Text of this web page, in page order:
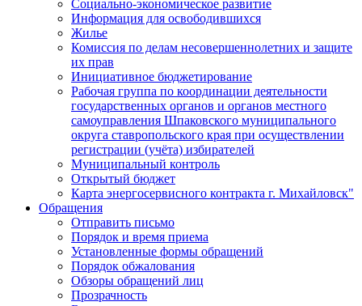
Социально-экономическое развитие
Информация для освободившихся
Жилье
Комиссия по делам несовершеннолетних и защите
их прав
Инициативное бюджетирование
Рабочая группа по координации деятельности
государственных органов и органов местного
самоуправления Шпаковского муниципального
округа ставропольского края при осуществлении
регистрации (учёта) избирателей
Муниципальный контроль
Открытый бюджет
Карта энергосервисного контракта г. Михайловск"
Обращения
Отправить письмо
Порядок и время приема
Установленные формы обращений
Порядок обжалования
Обзоры обращений лиц
Прозрачность